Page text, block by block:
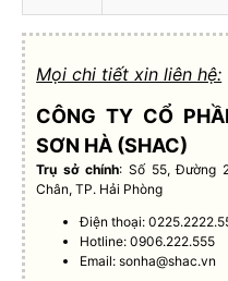
Mọi chi tiết xin liên hệ:
CÔNG TY CỔ
SƠN HÀ (SHAC)
Trụ sở chính: Số 55, Đường
Chân, TP. Hải Phòng
Điện thoại:
Hotline: 0906.222.555
Email:sonha@shac.vn